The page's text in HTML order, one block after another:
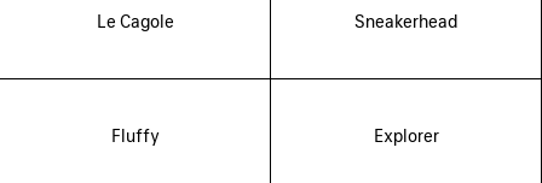
Le Cagole Sneakerhead
Fluffy Explorer